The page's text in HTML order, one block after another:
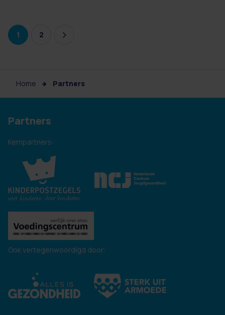
1 2
Home Partners
Partners
Kernpartners:
Ook vertegenwoordigd door: